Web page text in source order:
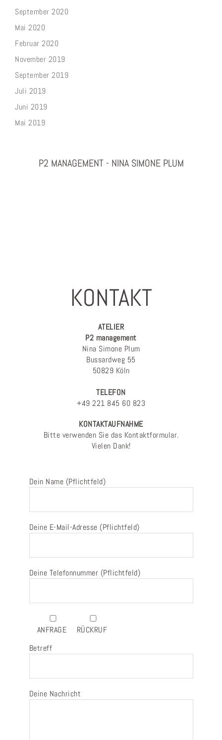
September 2020
Mai 2020
Februar 2020
November 2019
September 2019
Juli 2019
Juni 2019
Mai 2019
P2 MANAGEMENT - NINA SIMONE PLUM
KONTAKT
ATELIER
P2 management
Nina Simone Plum
Bussardweg 55
50829 Köln
TELEFON
+49 221 845 60 823
KONTAKTAUFNAHME
Bitte verwenden Sie das Kontaktformular.
Vielen Dank!
Dein Name (Pflichtfeld)
Deine E-Mail-Adresse (Pflichtfeld)
Deine Telefonnummer (Pflichtfeld)
ANFRAGE
RÜCKRUF
Betreff
Deine Nachricht